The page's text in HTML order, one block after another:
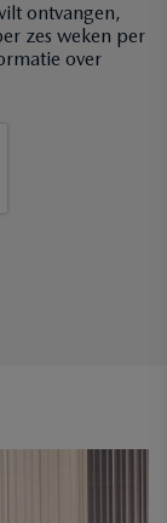
ontvangen,
zes weken per
over